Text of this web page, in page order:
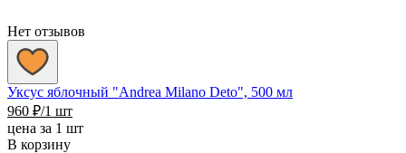
Нет отзывов
Уксус яблочный "Andrea Milano Deto", 500 мл
960 ₽/1 шт
цена за 1 шт
В корзину